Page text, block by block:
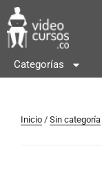
Categorías
Inicio / Sin categoría